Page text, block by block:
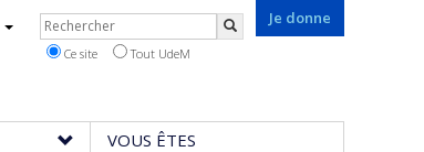
Je donne
Rechercher
Ce site Tout UdeM
VOUS ÊTES